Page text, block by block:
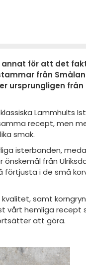
för att det
från
ursprungligen
Lammhults
recept, men
smak.
isterbanden,
från
i de små
samt
vårt hemliga
att göra.